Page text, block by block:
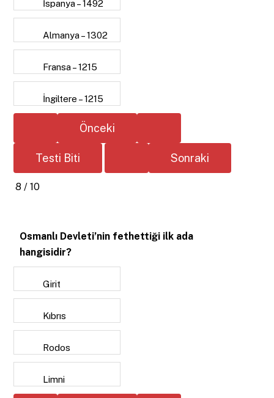
İspanya – 1492
Almanya – 1302
Fransa – 1215
İngiltere – 1215
8 / 10
Osmanlı Devleti’nin fethettiği ilk ada
hangisidir?
Girit
Kıbrıs
Rodos
Limni